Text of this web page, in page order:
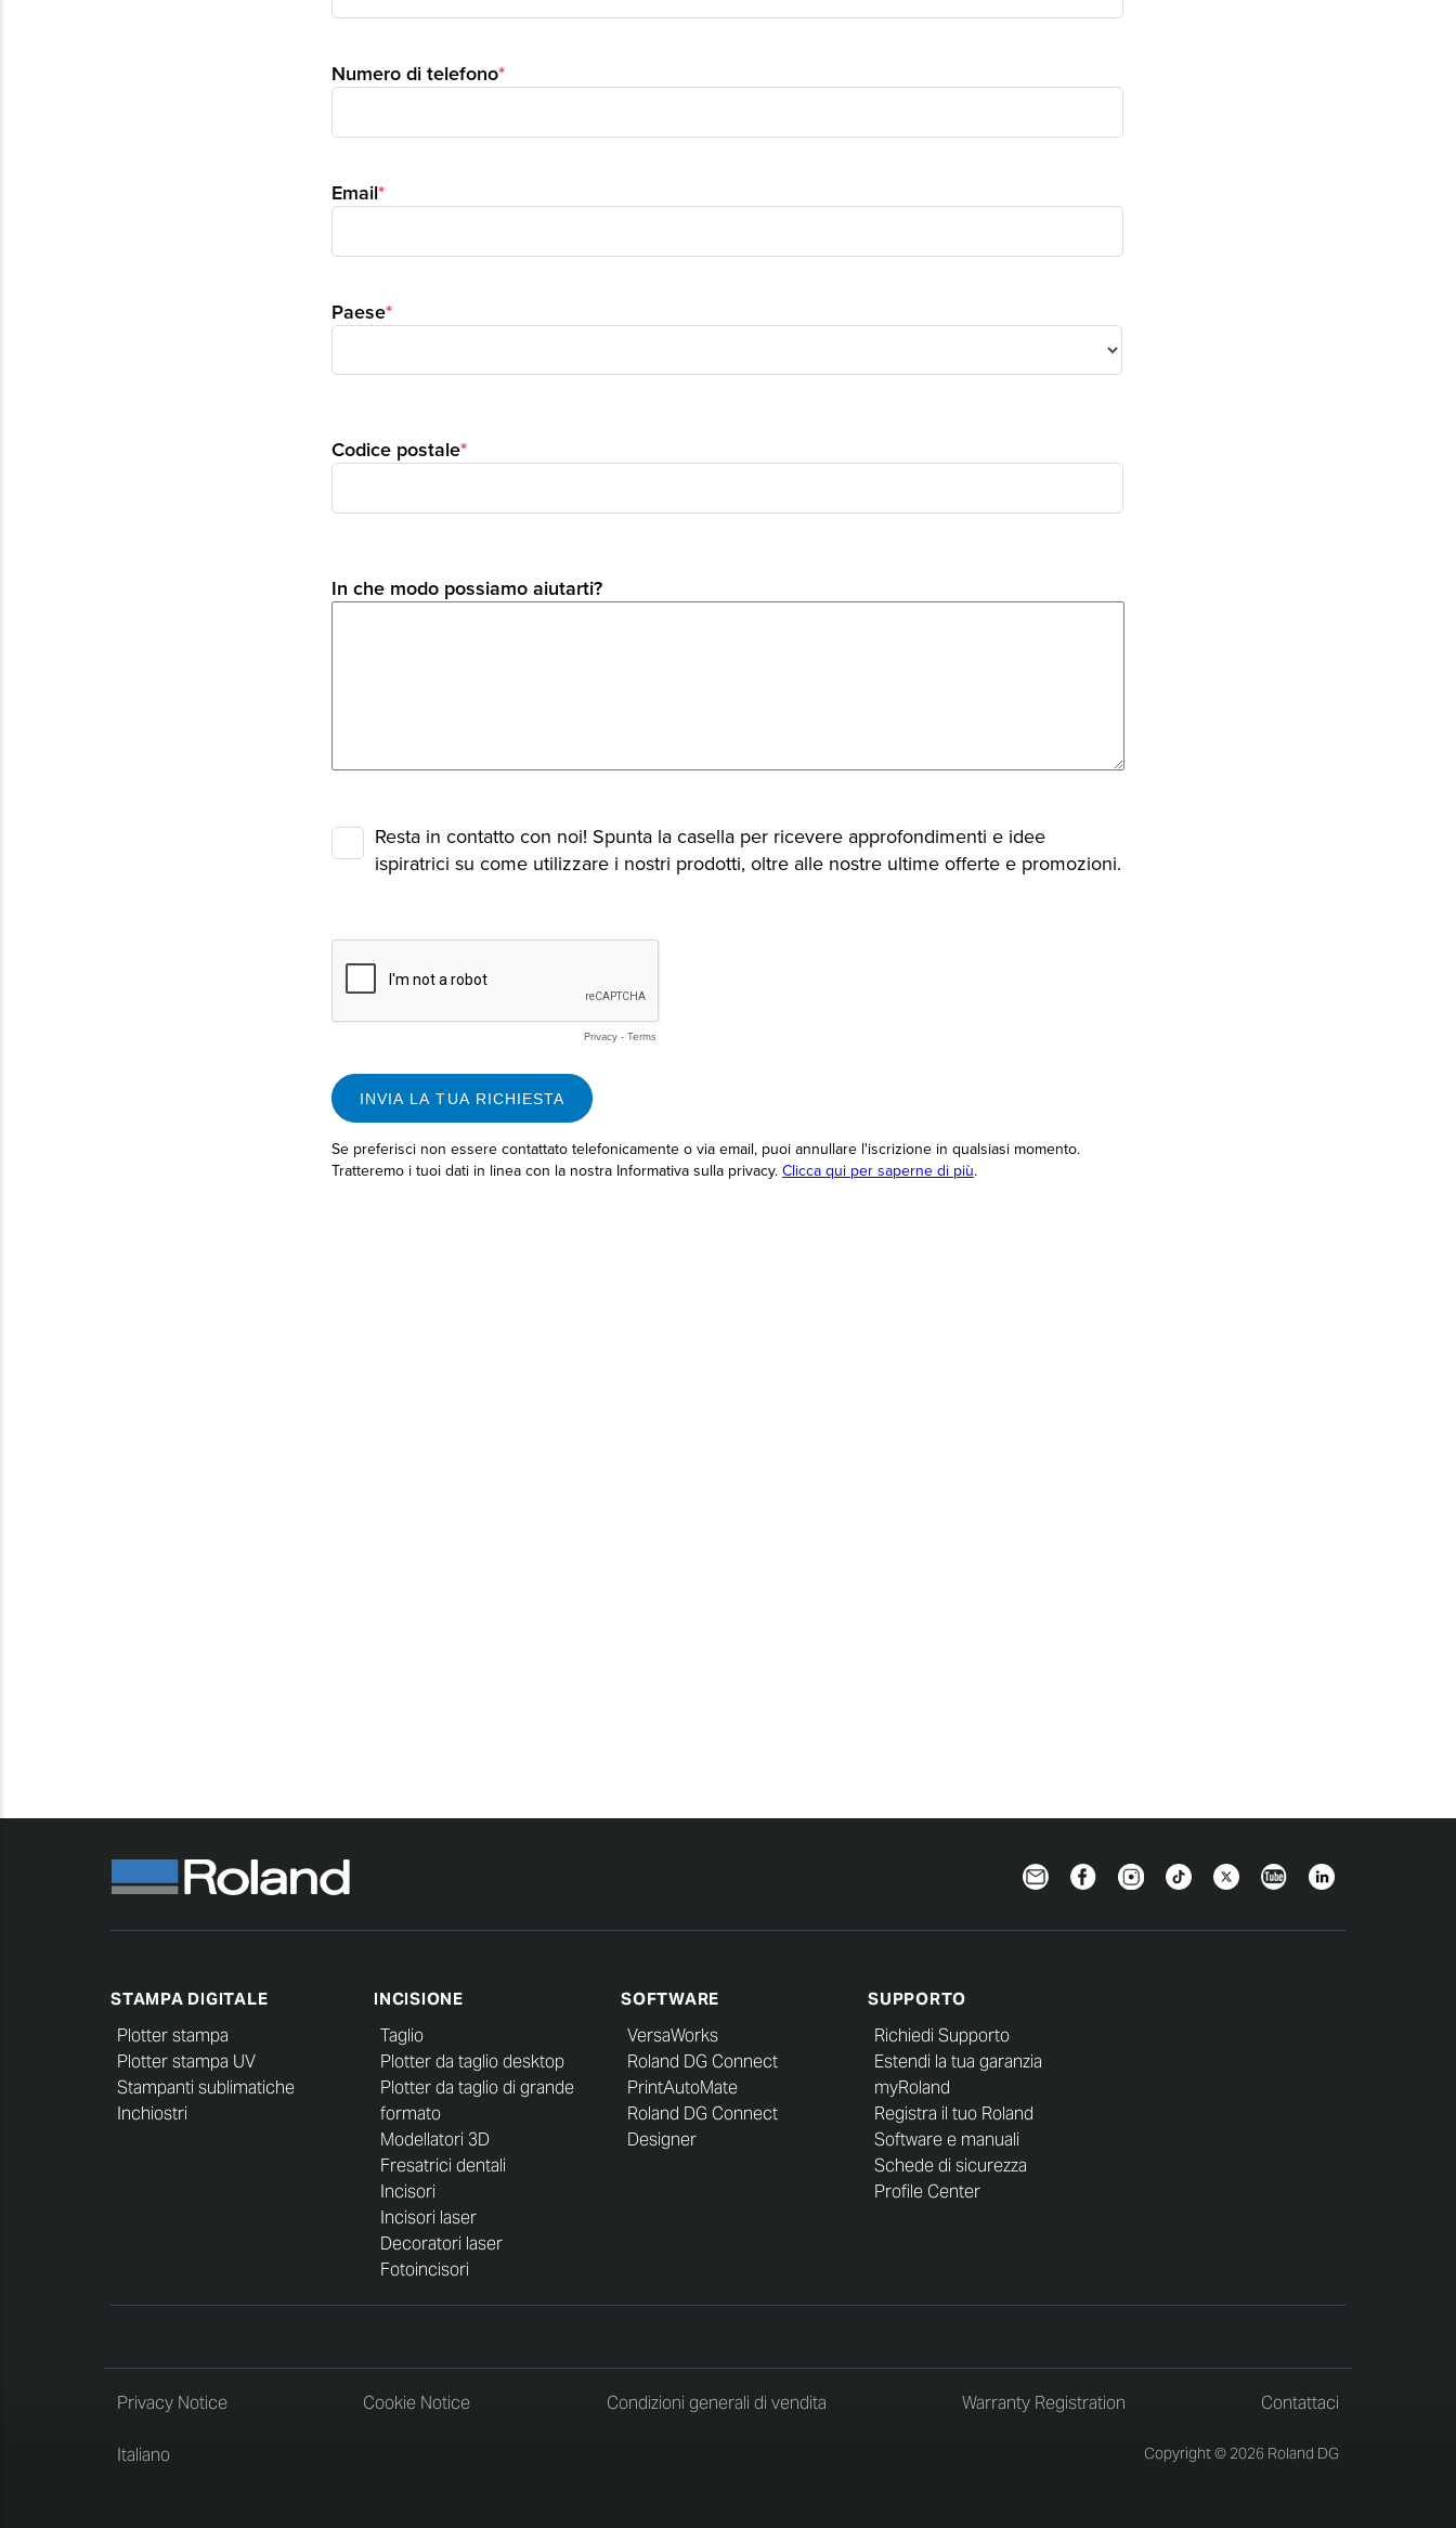
NewsletterFacebookInstagramTikTokTwitterYouTubeLinkedIn
STAMPA DIGITALE
Plotter stampa
Plotter stampa UV
Stampanti sublimatiche
Inchiostri
INCISIONE
Taglio
Plotter da taglio desktop
Plotter da taglio di grande
formato
Modellatori 3D
Fresatrici dentali
Incisori
Incisori laser
Decoratori laser
Fotoincisori
SOFTWARE
VersaWorks
Roland DG Connect
PrintAutoMate
Roland DG Connect
Designer
SUPPORTO
Richiedi Supporto
Estendi la tua garanzia
myRoland
Registra il tuo Roland
Software e manuali
Schede di sicurezza
Profile Center
Privacy Notice Cookie Notice Condizioni generali di vendita Warranty Registration Contattaci
Italiano Copyright © 2026 Roland DG